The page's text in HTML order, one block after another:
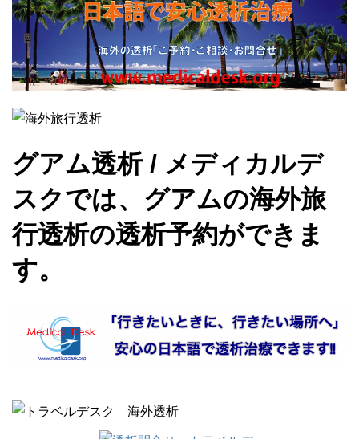
グアム透析 / メディカルデ
スクでは、グアムの海外旅
行透析の透析予約ができま
す。